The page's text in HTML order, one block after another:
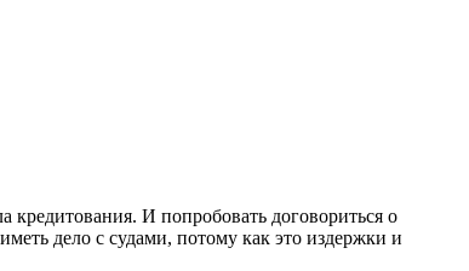
И попробовать договориться о
дело с судами, потому как это издержки и